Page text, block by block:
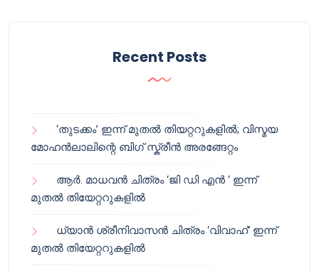
Recent Posts
‘തുടക്കം’ ഇന്ന് മുതൽ തിയറ്ററുകളിൽ; വിസ്മയ
മോഹൻലാലിന്റെ ബിഗ് സ്ക്രീൻ അരങ്ങേറ്റം
ആർ. മാധവൻ ചിത്രം ‘ജി ഡി എൻ ‘ ഇന്ന്
മുതൽ തിയേറ്ററുകളിൽ
ധ്യാൻ ശ്രീനിവാസൻ ചിത്രം ‘വിവാഹ്’ ഇന്ന്
മുതൽ തിയേറ്ററുകളിൽ